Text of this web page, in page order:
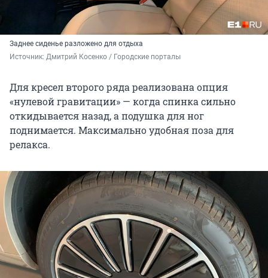
Заднее сиденье разложено для отдыха
Источник: Дмитрий Косенко / Городские порталы
Для кресел второго ряда реализована опция
«нулевой гравитации» — когда спинка сильно
откидывается назад, а подушка для ног
поднимается. Максимально удобная поза для
релакса.